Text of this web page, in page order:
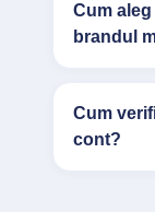
Cum
brandul
Cum
cont?